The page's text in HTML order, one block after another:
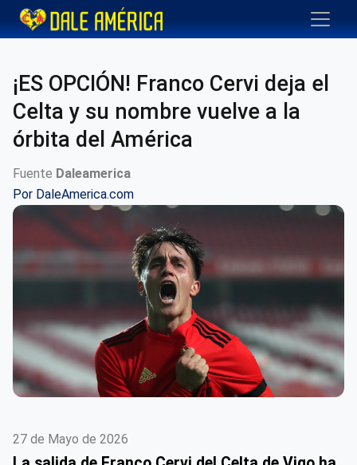
¡ES OPCIÓN! Franco Cervi deja el
Celta y su nombre vuelve a la
órbita del América
Fuente Daleamerica
Por DaleAmerica.com
27 de Mayo de 2026